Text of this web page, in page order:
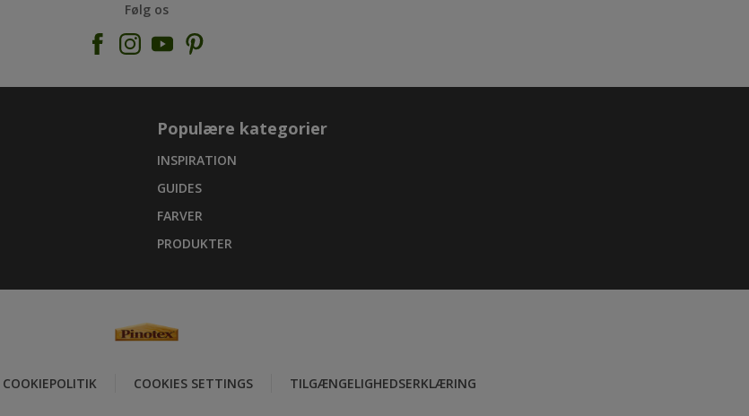
Følg os
Populære kategorier
INSPIRATION
GUIDES
FARVER
PRODUKTER
COOKIEPOLITIK COOKIES SETTINGS TILGÆNGELIGHEDSERKLÆRING